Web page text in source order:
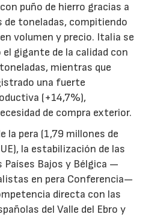
puño de hierro gracias a
de toneladas, compitiendo
volumen y precio. Italia se
gigante de la calidad con
mientras que
una fuerte
(+14,7%),
de compra exterior.
la pera (1,79 millones de
la estabilización de las
Países Bajos y Bélgica —
en pera Conferencia—
directa con las
del Valle del Ebro y